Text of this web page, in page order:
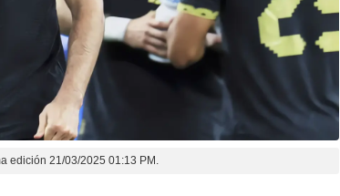
edición 21/03/2025 01:13 PM.